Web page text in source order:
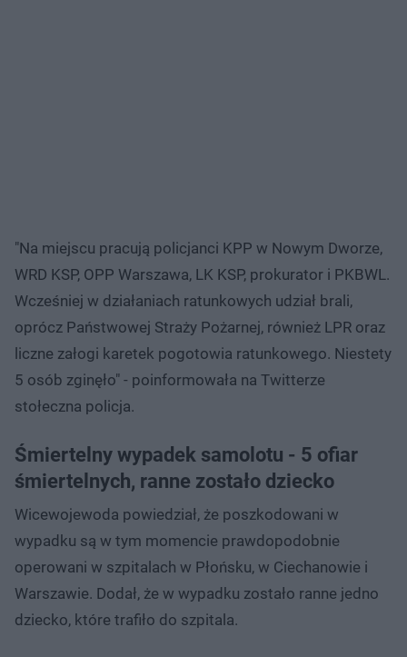
"Na miejscu pracują policjanci KPP w Nowym Dworze,
WRD KSP, OPP Warszawa, LK KSP, prokurator i PKBWL.
Wcześniej w działaniach ratunkowych udział brali,
oprócz Państwowej Straży Pożarnej, również LPR oraz
liczne załogi karetek pogotowia ratunkowego. Niestety
5 osób zginęło" - poinformowała na Twitterze
stołeczna policja.
Śmiertelny wypadek samolotu - 5 ofiar
śmiertelnych, ranne zostało dziecko
Wicewojewoda powiedział, że poszkodowani w
wypadku są w tym momencie prawdopodobnie
operowani w szpitalach w Płońsku, w Ciechanowie i
Warszawie. Dodał, że w wypadku zostało ranne jedno
dziecko, które trafiło do szpitala.